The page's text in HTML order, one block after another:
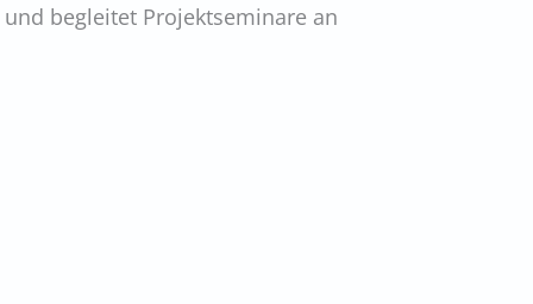
begleitet Projektseminare an